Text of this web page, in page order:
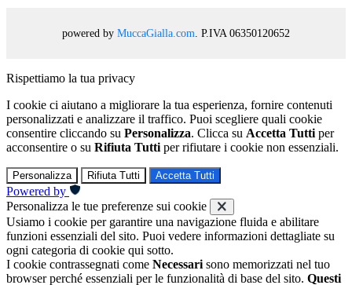
powered by MuccaGialla.com . P.IVA 06350120652
Rispettiamo la tua privacy
I cookie ci aiutano a migliorare la tua esperienza, fornire contenuti
personalizzati e analizzare il traffico. Puoi scegliere quali cookie
consentire cliccando su Personalizza. Clicca su Accetta Tutti per
acconsentire o su Rifiuta Tutti per rifiutare i cookie non essenziali.
Personalizza Rifiuta Tutti Accetta Tutti
Powered by
Personalizza le tue preferenze sui cookie
Usiamo i cookie per garantire una navigazione fluida e abilitare
funzioni essenziali del sito. Puoi vedere informazioni dettagliate su
ogni categoria di cookie qui sotto.
I cookie contrassegnati come Necessari sono memorizzati nel tuo
browser perché essenziali per le funzionalità di base del sito. Questi